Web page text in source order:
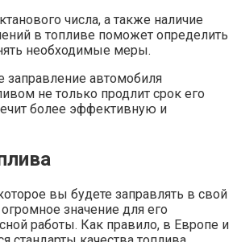
числа, а также наличие
в топливе поможет определить
необходимые меры.
заправление автомобиля
не только продлит срок его
более эффективную и
вы будете заправлять в свой
значение для его
работы. Как правило, в Европе и